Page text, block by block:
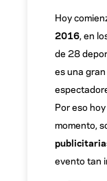
Hoy
2016, en
de 28
es una
Por eso
momento,
evento tan